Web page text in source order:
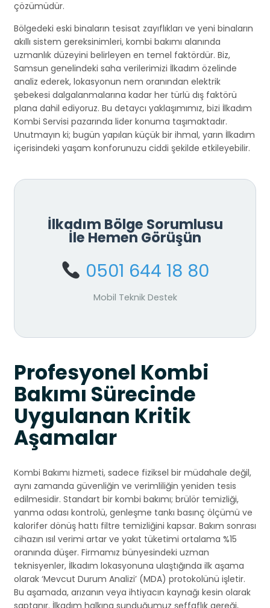
çözümüdür.
Bölgedeki eski binaların tesisat zayıflıkları ve yeni binaların
akıllı sistem gereksinimleri, kombi bakımı alanında
uzmanlık düzeyini belirleyen en temel faktördür. Biz,
Samsun genelindeki saha verilerimizi İlkadım özelinde
analiz ederek, lokasyonun nem oranından elektrik
şebekesi dalgalanmalarına kadar her türlü dış faktörü
plana dahil ediyoruz. Bu detaycı yaklaşımımız, bizi İlkadım
Kombi Servisi pazarında lider konuma taşımaktadır.
Unutmayın ki; bugün yapılan küçük bir ihmal, yarın İlkadım
içerisindeki yaşam konforunuzu ciddi şekilde etkileyebilir.
İlkadım Bölge Sorumlusu
İle Hemen Görüşün
0501 644 18 80
Mobil Teknik Destek
Profesyonel Kombi
Bakımı Sürecinde
Uygulanan Kritik
Aşamalar
Kombi Bakımı hizmeti, sadece fiziksel bir müdahale değil,
aynı zamanda güvenliğin ve verimliliğin yeniden tesis
edilmesidir. Standart bir kombi bakımı; brülör temizliği,
yanma odası kontrolü, genleşme tankı basınç ölçümü ve
kalorifer dönüş hattı filtre temizliğini kapsar. Bakım sonrası
cihazın ısıl verimi artar ve yakıt tüketimi ortalama %15
oranında düşer. Firmamız bünyesindeki uzman
teknisyenler, İlkadım lokasyonuna ulaştığında ilk aşama
olarak ‘Mevcut Durum Analizi’ (MDA) protokolünü işletir.
Bu aşamada, arızanın veya ihtiyacın kaynağı kesin olarak
saptanır. İlkadım halkına sunduğumuz şeffaflık gereği,